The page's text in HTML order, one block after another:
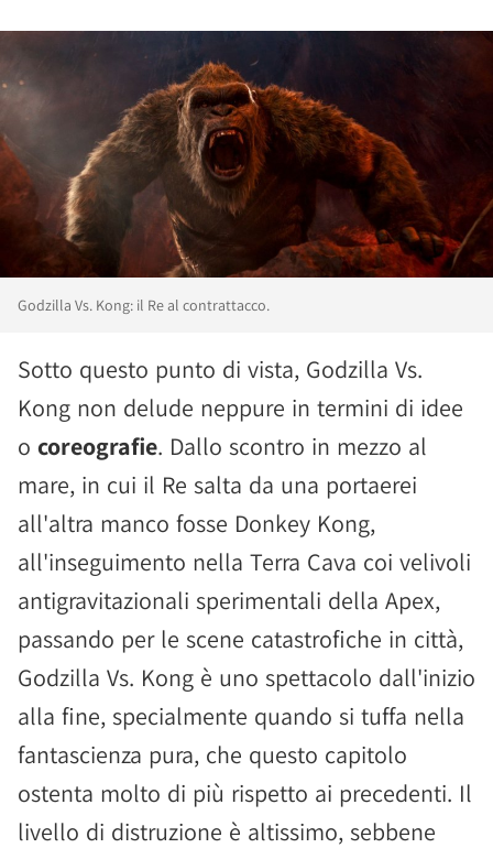
Godzilla Vs. Kong: il Re al contrattacco.
Sotto questo punto di vista, Godzilla Vs.
Kong non delude neppure in termini di idee
o coreografie. Dallo scontro in mezzo al
mare, in cui il Re salta da una portaerei
all'altra manco fosse Donkey Kong,
all'inseguimento nella Terra Cava coi velivoli
antigravitazionali sperimentali della Apex,
passando per le scene catastrofiche in città,
Godzilla Vs. Kong è uno spettacolo dall'inizio
alla fine, specialmente quando si tuffa nella
fantascienza pura, che questo capitolo
ostenta molto di più rispetto ai precedenti. Il
livello di distruzione è altissimo, sebbene